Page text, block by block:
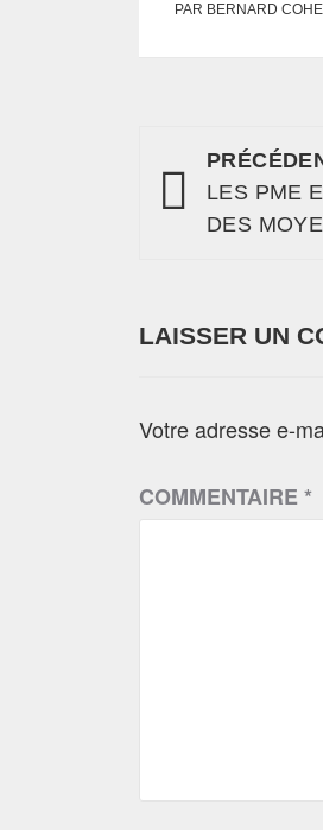
PAR BERNARD
LES PME
DES
LAISSER UN
Votre adresse e-
COMMENTAIRE*